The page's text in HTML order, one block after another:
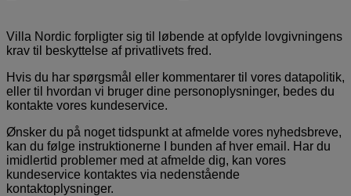
Villa Nordic forpligter sig til løbende at opfylde lovgivningens
krav til beskyttelse af privatlivets fred.
Hvis du har spørgsmål eller kommentarer til vores datapolitik,
eller til hvordan vi bruger dine personoplysninger, bedes du
kontakte vores kundeservice.
Ønsker du på noget tidspunkt at afmelde vores nyhedsbreve,
kan du følge instruktionerne I bunden af hver email. Har du
imidlertid problemer med at afmelde dig, kan vores
kundeservice kontaktes via nedenstående
kontaktoplysninger.